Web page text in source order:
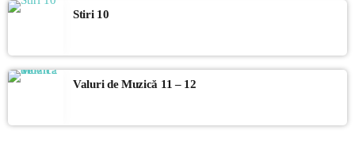
Stiri 10
Valuri de Muzică 11 – 12